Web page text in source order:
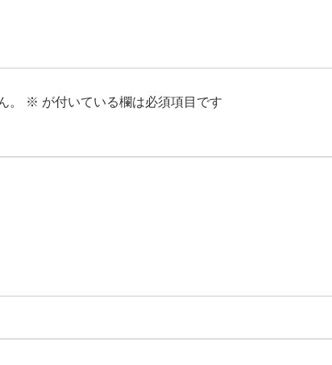
。 ※ が付いている欄は必須項目です